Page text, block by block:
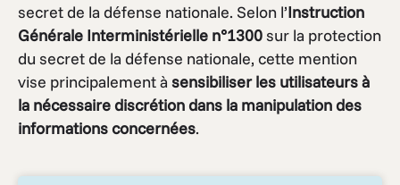
secret de la défense nationale. Selon l’Instruction
Générale Interministérielle n°1300sur la protection
du secret de la défense nationale, cette mention
vise principalement à sensibiliser les utilisateurs à
la nécessaire discrétion dans la manipulation des
informations concernées.